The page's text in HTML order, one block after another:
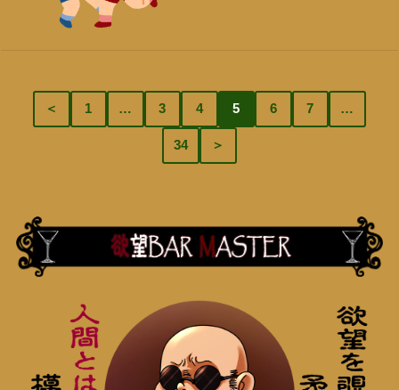
＜ 1 … 3 4 5 6 7 …
34 ＞